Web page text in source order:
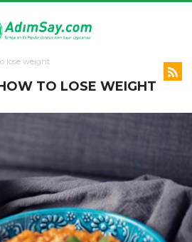
lose weight
TO LOSE WEIGHT